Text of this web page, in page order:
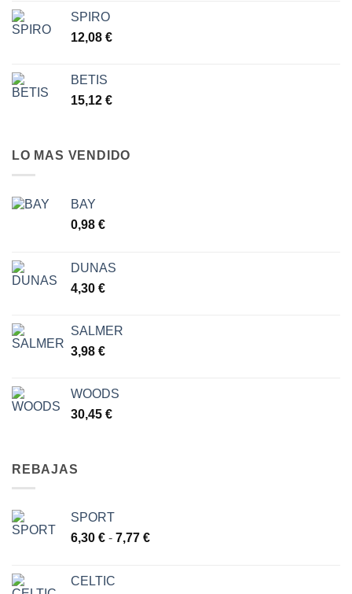
SPIRO
12,08 €
BETIS
15,12 €
LO MAS VENDIDO
BAY
0,98 €
DUNAS
4,30 €
SALMER
3,98 €
WOODS
30,45 €
REBAJAS
SPORT
6,30 € - 7,77 €Rango
CELTIC